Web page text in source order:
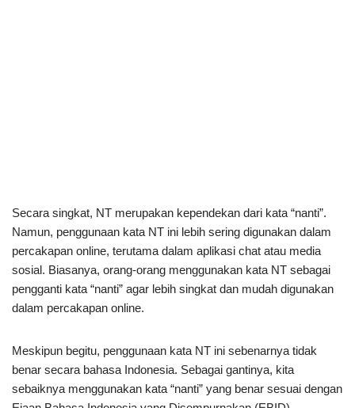
Secara singkat, NT merupakan kependekan dari kata “nanti”.
Namun, penggunaan kata NT ini lebih sering digunakan dalam
percakapan online, terutama dalam aplikasi chat atau media
sosial. Biasanya, orang-orang menggunakan kata NT sebagai
pengganti kata “nanti” agar lebih singkat dan mudah digunakan
dalam percakapan online.
Meskipun begitu, penggunaan kata NT ini sebenarnya tidak
benar secara bahasa Indonesia. Sebagai gantinya, kita
sebaiknya menggunakan kata “nanti” yang benar sesuai dengan